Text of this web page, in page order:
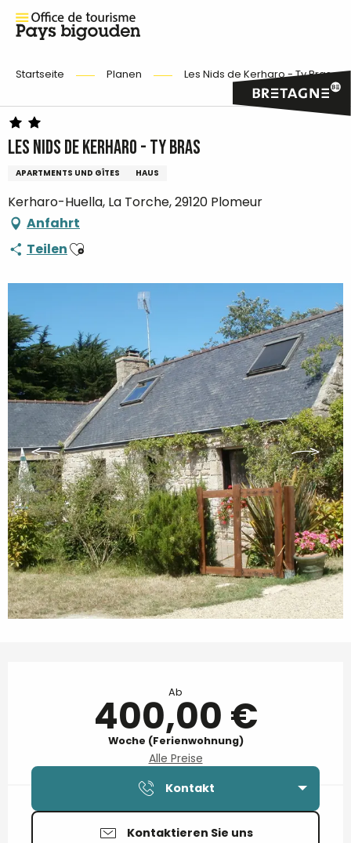
Startseite Planen Les Nids de Kerharo - Ty Bras
Les Nids de Kerharo - Ty Bras
APARTMENTS UND GÎTES HAUS
Kerharo-Huella, La Torche, 29120 Plomeur
Anfahrt
TeilenAjouter aux favoris
Ab
400,00 €
Woche (Ferienwohnung)
Alle Preise
Kontakt
Kontaktieren Sie uns